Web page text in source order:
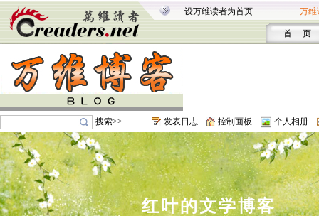
设万维读者为首页 万维
首 页
搜索>> 发表日志 控制面板 个人相册
红叶的文学博客